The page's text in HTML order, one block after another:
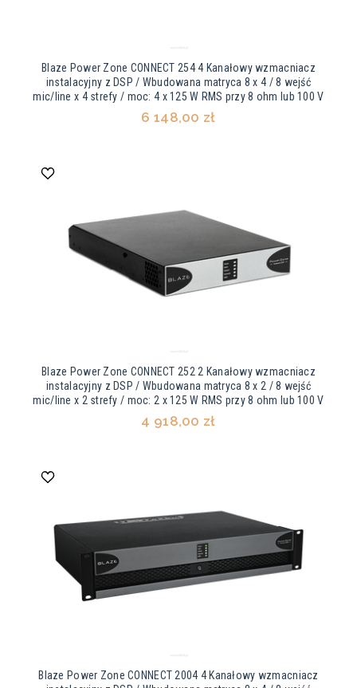
Blaze Power Zone CONNECT 254 4 Kanałowy wzmacniacz
instalacyjny z DSP / Wbudowana matryca 8 x 4 / 8 wejść
mic/line x 4 strefy / moc: 4 x 125 W RMS przy 8 ohm lub 100 V
6 148,00 zł
Blaze Power Zone CONNECT 252 2 Kanałowy wzmacniacz
instalacyjny z DSP / Wbudowana matryca 8 x 2 / 8 wejść
mic/line x 2 strefy / moc: 2 x 125 W RMS przy 8 ohm lub 100 V
4 918,00 zł
Blaze Power Zone CONNECT 2004 4 Kanałowy wzmacniacz